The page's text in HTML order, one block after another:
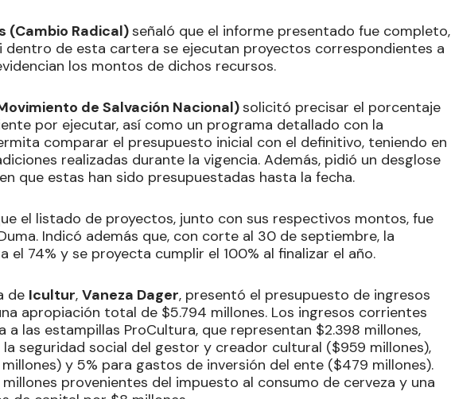
(Cambio Radical)señaló que el informe presentado fue completo,
dentro de esta cartera se ejecutan proyectos correspondientes a
los montos de dichos recursos.
de Salvación Nacional)solicitó precisar el porcentaje
por ejecutar, así como un programa detallado con la
comparar el presupuesto inicial con el definitivo, teniendo en
realizadas durante la vigencia. Además, pidió un desglose
que estas han sido presupuestadas hasta la fecha.
el listado de proyectos, junto con sus respectivos montos, fue
Indicó además que, con corte al 30 de septiembre, la
el 74% y se proyecta cumplir el 100% al finalizar el año.
de Icultur, Vaneza Dager, presentó el presupuesto de ingresos
apropiación total de $5.794 millones. Los ingresos corrientes
a las estampillas ProCultura, que representan $2.398 millones,
seguridad social del gestor y creador cultural ($959 millones),
y 5% para gastos de inversión del ente ($479 millones).
provenientes del impuesto al consumo de cerveza y una